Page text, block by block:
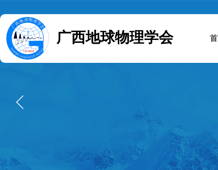
广西地球物理学会